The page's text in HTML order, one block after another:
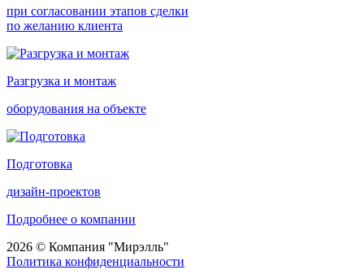
при согласовании этапов сделки
по желанию клиента
Разгрузка и монтаж
оборудования на объекте
Подготовка
дизайн-проектов
Подробнее о компании
2026 © Компания "Мирэлль"
Политика конфиденциальности